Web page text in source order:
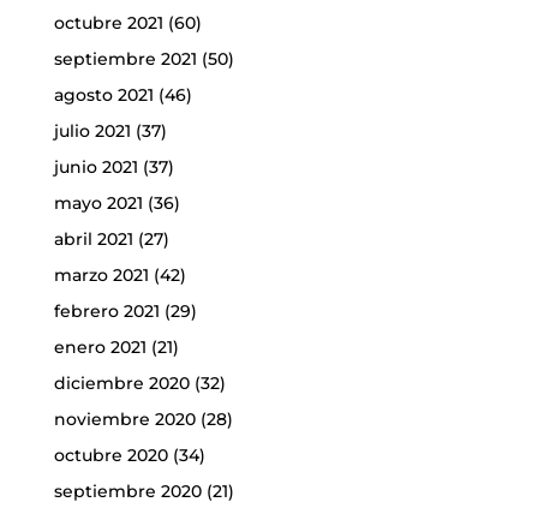
octubre 2021 (60)
septiembre 2021 (50)
agosto 2021 (46)
julio 2021 (37)
junio 2021 (37)
mayo 2021 (36)
abril 2021 (27)
marzo 2021 (42)
febrero 2021 (29)
enero 2021 (21)
diciembre 2020(32)
noviembre 2020(28)
octubre 2020(34)
septiembre 2020(21)